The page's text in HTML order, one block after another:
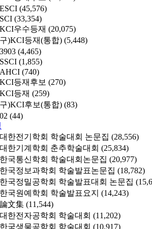
ESCI (45,576)
SCI (33,354)
KCI우수등재 (20,075)
구)KCI등재(통합) (5,448)
3903 (4,465)
SSCI (1,855)
AHCI (740)
KCI등재후보 (270)
KCI등재 (259)
구)KCI후보(통합) (83)
02 (44)
대한전기학회 학술대회 논문집 (28,556)
대한기계학회 춘추학술대회 (25,834)
한국통신학회 학술대회논문집 (20,977)
한국정보과학회 학술발표논문집 (18,782)
한국정밀공학회 학술발표대회 논문집
한국원예학회 학술발표요지 (14,243)
論文集 (11,544)
대한전자공학회 학술대회 (11,202)
한국생물공학회 학술대회 (10,917)